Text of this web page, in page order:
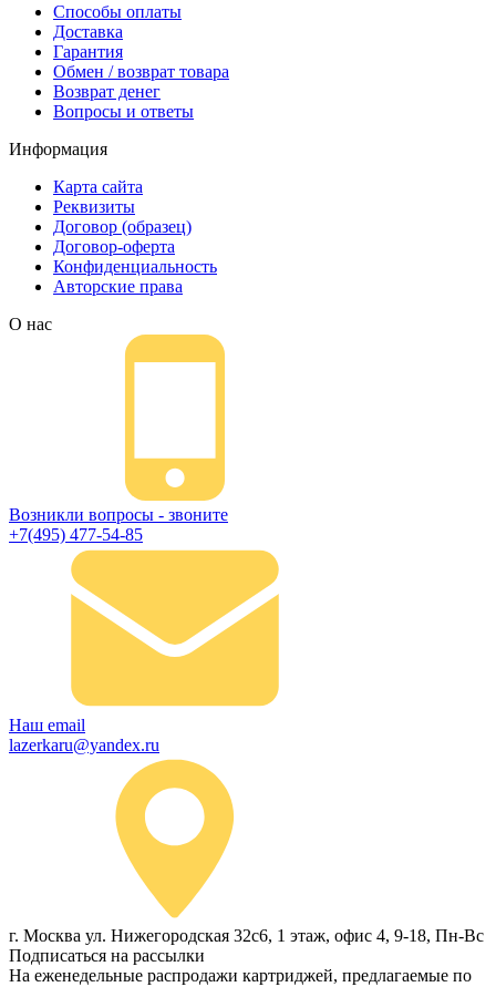
Способы оплаты
Доставка
Гарантия
Обмен / возврат товара
Возврат денег
Вопросы и ответы
Информация
Карта сайта
Реквизиты
Договор (образец)
Договор-оферта
Конфиденциальность
Авторские права
О нас
Возникли вопросы - звоните
+7(495) 477-54-85
Наш email
lazerkaru@yandex.ru
г. Москва ул. Нижегородская 32с6, 1 этаж, офис 4, 9-18, Пн-Вс
Подписаться на рассылки
На еженедельные распродажи картриджей, предлагаемые по